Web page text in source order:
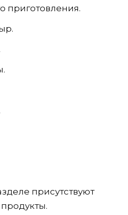
приготовления.
присутствуют